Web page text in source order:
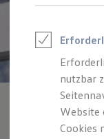
Zubehör-
Leasing
nutzbar
Website
Cookies